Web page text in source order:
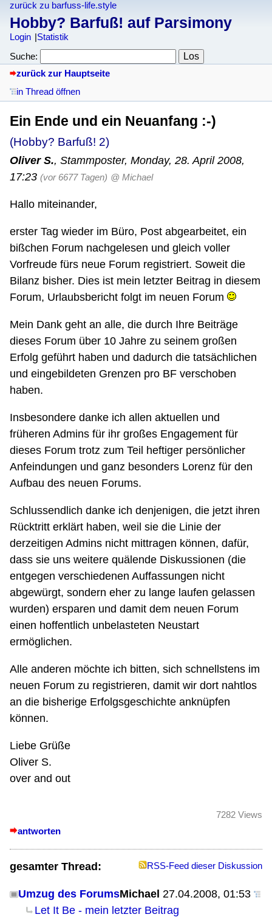
zurück zu barfuss-life.style
Hobby? Barfuß! auf Parsimony
Login
Statistik
Suche:
zurück zur Hauptseite
in Thread öffnen
Ein Ende und ein Neuanfang :-)
(Hobby? Barfuß! 2)
Oliver S., Stammposter, Monday, 28. April 2008,
17:23 (vor 6677 Tagen) @ Michael
Hallo miteinander,
erster Tag wieder im Büro, Post abgearbeitet, ein
bißchen Forum nachgelesen und gleich voller
Vorfreude fürs neue Forum registriert. Soweit die
Bilanz bisher. Dies ist mein letzter Beitrag in diesem
Forum, Urlaubsbericht folgt im neuen Forum
Mein Dank geht an alle, die durch Ihre Beiträge
dieses Forum über 10 Jahre zu seinem großen
Erfolg geführt haben und dadurch die tatsächlichen
und eingebildeten Grenzen pro BF verschoben
haben.
Insbesondere danke ich allen aktuellen und
früheren Admins für ihr großes Engagement für
dieses Forum trotz zum Teil heftiger persönlicher
Anfeindungen und ganz besonders Lorenz für den
Aufbau des neuen Forums.
Schlussendlich danke ich denjenigen, die jetzt ihren
Rücktritt erklärt haben, weil sie die Linie der
derzeitigen Admins nicht mittragen können, dafür,
dass sie uns weitere quälende Diskussionen (die
entgegen verschiedenen Auffassungen nicht
abgewürgt, sondern eher zu lange laufen gelassen
wurden) ersparen und damit dem neuen Forum
einen hoffentlich unbelasteten Neustart
ermöglichen.
Alle anderen möchte ich bitten, sich schnellstens im
neuen Forum zu registrieren, damit wir dort nahtlos
an die bisherige Erfolgsgeschichte anknüpfen
können.
Liebe Grüße
Oliver S.
over and out
antworten
7282 Views
gesamter Thread: RSS-Feed dieser Diskussion
Umzug des ForumsMichael 27.04.2008, 01:53
Let It Be - mein letzter Beitrag